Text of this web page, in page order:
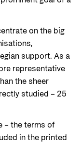
on the big
support. As a
representative
the sheer
studied – 25
– the terms of
in the printed